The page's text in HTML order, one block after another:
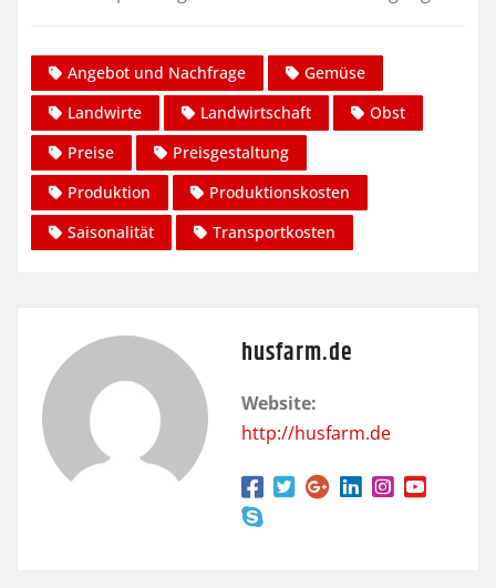
Angebot und Nachfrage
Gemüse
Landwirte
Landwirtschaft
Obst
Preise
Preisgestaltung
Produktion
Produktionskosten
Saisonalität
Transportkosten
husfarm.de
Website:
http://husfarm.de